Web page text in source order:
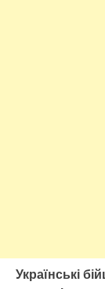
Українські